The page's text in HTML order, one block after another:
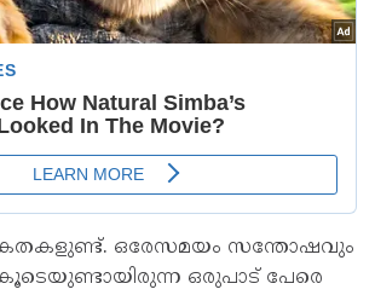
ഒരേസമയം സന്തോഷവും
ഒരുപാട് പേരെ